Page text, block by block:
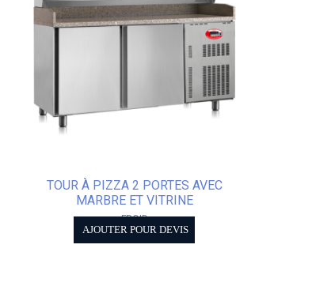
TOUR À PIZZA 2 PORTES AVEC
MARBRE ET VITRINE
FROID
AJOUTER POUR DEVIS